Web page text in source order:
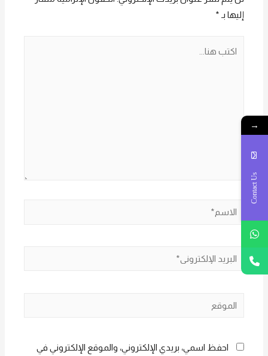
إليها بـ *
الاسم*
البريد
الإلكتروني*
الموقع
احفظ اسمي، بريدي الإلكتروني، والموقع الإلكتروني في
→
Contact Us